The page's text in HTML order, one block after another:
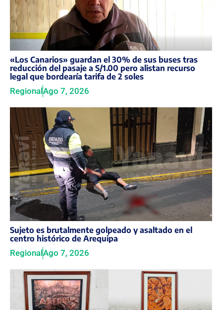
«Los Canarios» guardan el 30% de sus buses tras
reducción del pasaje a S/1.00 pero alistan recurso
legal que bordearía tarifa de 2 soles
RegionalAgo 7, 2026
Sujeto es brutalmente golpeado y asaltado en el
centro histórico de Arequipa
Regional Ago 7, 2026